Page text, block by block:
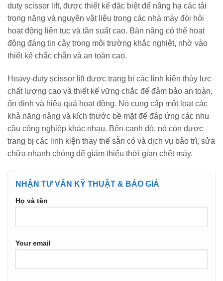
duty scissor lift, được thiết kế đặc biệt để nâng hạ các tải
trọng nặng và nguyên vật liệu trong các nhà máy đòi hỏi
hoạt động liên tục và tần suất cao. Bàn nâng có thể hoạt
động đáng tin cậy trong môi trường khắc nghiệt, nhờ vào
thiết kế chắc chắn và an toàn cao.
Heavy-duty scissor lift được trang bị các linh kiện thủy lực
chất lượng cao và thiết kế vững chắc để đảm bảo an toàn,
ổn định và hiệu quả hoạt động. Nó cung cấp một loạt các
khả năng nâng và kích thước bề mặt để đáp ứng các nhu
cầu công nghiệp khác nhau. Bên cạnh đó, nó còn được
trang bị các linh kiện thay thế sẵn có và dịch vụ bảo trì, sửa
chữa nhanh chóng để giảm thiểu thời gian chết máy.
NHẬN TƯ VẤN KỸ THUẬT & BÁO GIÁ
Họ và tên
Your email